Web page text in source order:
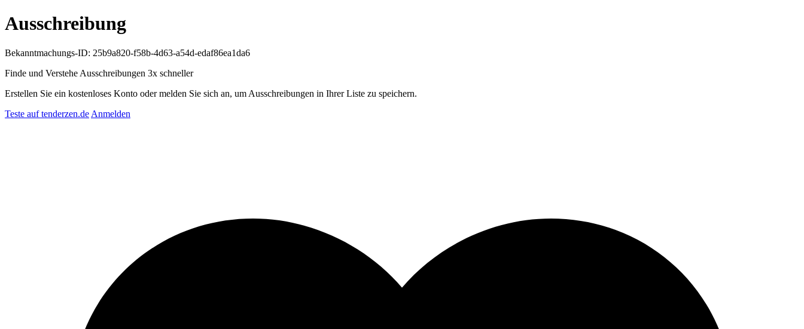
Ausschreibung
Bekanntmachungs-ID: 25b9a820-f58b-4d63-a54d-edaf86ea1da6
Finde und Verstehe Ausschreibungen 3x schneller
Erstellen Sie ein kostenloses Konto oder melden Sie sich an, um Ausschreibungen in Ihrer Liste zu speichern.
Teste auf tenderzen.de Anmelden